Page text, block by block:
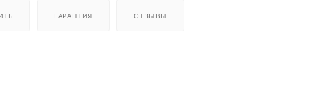
ГАРАНТИЯ ОТЗЫВЫ